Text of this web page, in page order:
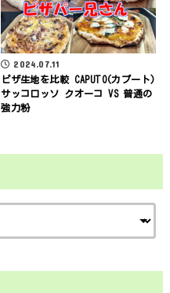
2024.07.11
ピザ生地を比較 CAPUTO(カプート)
サッコロッソ クオーコ VS 普通の
強力粉